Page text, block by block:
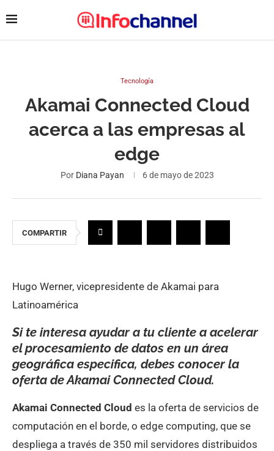
Tecnología
Akamai Connected Cloud
acerca a las empresas al
edge
Por Diana Payan 6 de mayo de 2023
COMPARTIR
Hugo Werner, vicepresidente de Akamai para
Latinoamérica
Si te interesa ayudar a tu cliente a acelerar
el procesamiento de datos en un área
geográfica especifica, debes conocer la
oferta de Akamai Connected Cloud.
Akamai Connected Cloud es la oferta de servicios de
computación en el borde, o edge computing, que se
despliega a través de 350 mil servidores distribuidos